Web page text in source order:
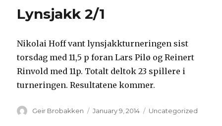
Lynsjakk 2/1
Nikolai Hoff vant lynsjakkturneringen sist
torsdag med 11,5 p foran Lars Pilø og Reinert
Rinvold med 11p. Totalt deltok 23 spillere i
turneringen. Resultatene kommer.
Author
Geir Brobakken
Posted
January 9, 2014 Categories
Uncategorized